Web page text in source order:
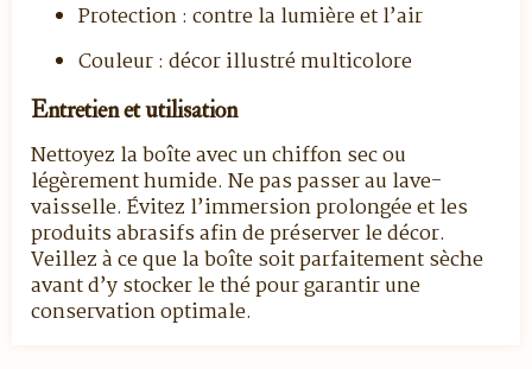
Protection : contre la lumière et l’air
Couleur : décor illustré multicolore
Entretien et utilisation
Nettoyez la boîte avec un chiffon sec ou
légèrement humide. Ne pas passer au lave-
vaisselle. Évitez l’immersion prolongée et les
produits abrasifs afin de préserver le décor.
Veillez à ce que la boîte soit parfaitement sèche
avant d’y stocker le thé pour garantir une
conservation optimale.